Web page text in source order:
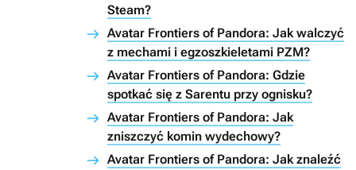
Steam?
Avatar Frontiers of Pandora: Jak walczyć
z mechami i egzoszkieletami PZM?
Avatar Frontiers of Pandora: Gdzie
spotkać się z Sarentu przy ognisku?
Avatar Frontiers of Pandora: Jak
zniszczyć komin wydechowy?
Avatar Frontiers of Pandora: Jak znaleźć